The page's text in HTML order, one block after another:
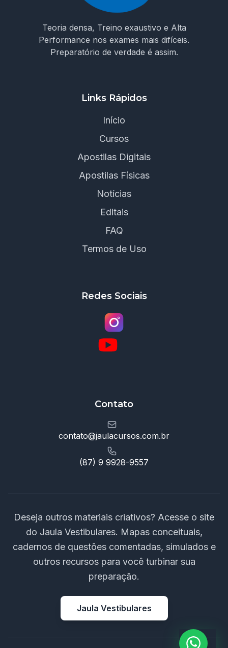
Teoria densa, Treino exaustivo e Alta
Performance nos exames mais difíceis.
Preparatório de verdade é assim.
Links Rápidos
Início
Cursos
Apostilas Digitais
Apostilas Físicas
Notícias
Editais
FAQ
Termos de Uso
Redes Sociais
Contato
contato@jaulacursos.com.br
(87) 9 9928-9557
Deseja outros materiais criativos? Acesse o site
do Jaula Vestibulares. Mapas conceituais,
cadernos de questões comentadas, simulados e
outros recursos para você turbinar sua
preparação.
Jaula Vestibulares